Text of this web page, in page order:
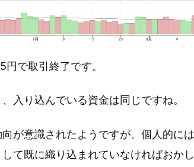
で取引終了です。
入り込んでいる資金は同じですね。
が意識されたようですが、個人的に
て既に織り込まれていなければおか